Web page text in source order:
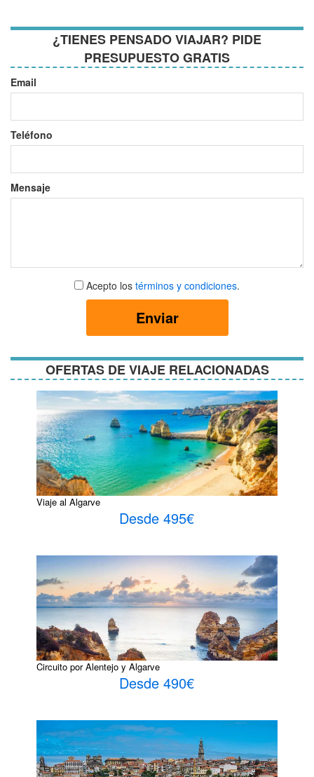
¿TIENES PENSADO VIAJAR? PIDE
PRESUPUESTO GRATIS
Email
Teléfono
Mensaje
Aceptar
términos
Acepto los términos y condiciones.
Enviar
OFERTAS DE VIAJE RELACIONADAS
Viaje al Algarve
Desde 495€
Circuito por Alentejo y Algarve
Desde 490€